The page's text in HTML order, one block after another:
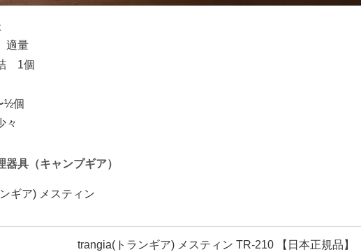
適量
1個
½個
々
器具（キャンプギア）
ギア) メスティン
trangia(トランギア) メスティン TR-210 【日本正規品】